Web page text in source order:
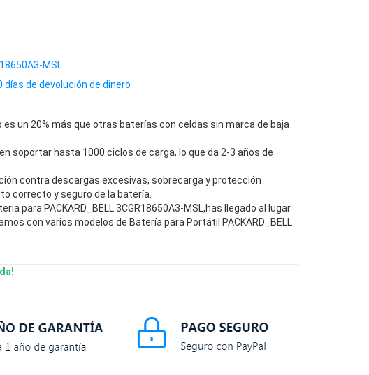
MSL
de devolución de dinero
un 20% más que otras baterías con celdas sin marca de baja
soportar hasta 1000 ciclos de carga, lo que da 2-3 años de
contra descargas excesivas, sobrecarga y protección
correcto y seguro de la batería.
para PACKARD_BELL 3CGR18650A3-MSL,has llegado al lugar
con varios modelos de Batería para Portátil PACKARD_BELL